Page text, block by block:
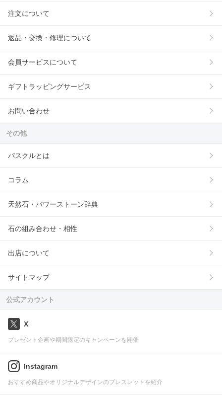
注文について
返品・交換・修理について
会員サービスについて
ギフトラッピングサービス
お問い合わせ
その他
パスクルとは
コラム
天然石・パワーストーン辞典
石の組み合わせ・相性
出店について
サイトマップ
公式アカウント
X
プレゼント企画や期間限定のキャンペーンを開催
Instagram
おすすめ商品やオリジナルデザインのブレスレットを紹介